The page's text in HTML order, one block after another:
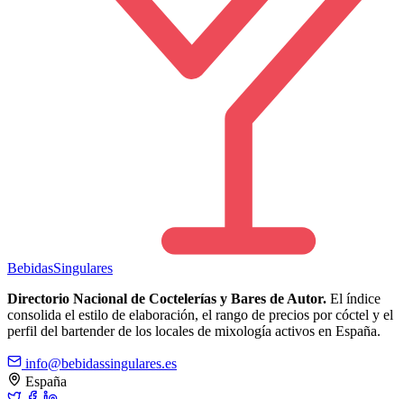
BebidasSingulares
Directorio Nacional de Coctelerías y Bares de Autor. El índice
consolida el estilo de elaboración, el rango de precios por cóctel y el
perfil del bartender de los locales de mixología activos en España.
info@bebidassingulares.es
España